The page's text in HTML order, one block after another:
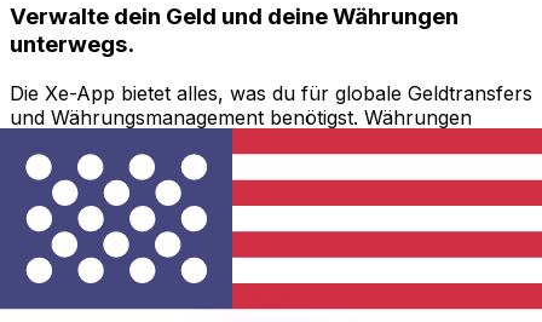
Verwalte dein Geld und deine Währungen
unterwegs.
Die Xe-App bietet alles, was du für globale Geldtransfers
und Währungsmanagement benötigst. Währungen
Geld ins Ausland überweisen, ohne versteckte
Gebühren. Heute herunterladen!